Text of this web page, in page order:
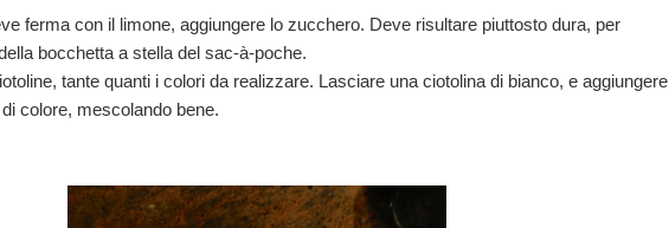
ferma con il limone, aggiungere lo zucchero. Deve risultare piuttosto dura, per
bocchetta a stella del sac-à-poche.
tante quanti i colori da realizzare. Lasciare una ciotolina di bianco, e aggiungere
colore, mescolando bene.